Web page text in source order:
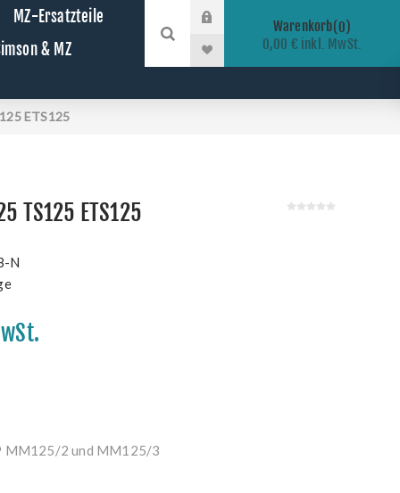
MZ-Ersatzteile
& MZ
Warenkorb 0
0,00 € inkl. MwSt.
ETS125
TS125 ETS125
N
MM125/2 und MM125/3